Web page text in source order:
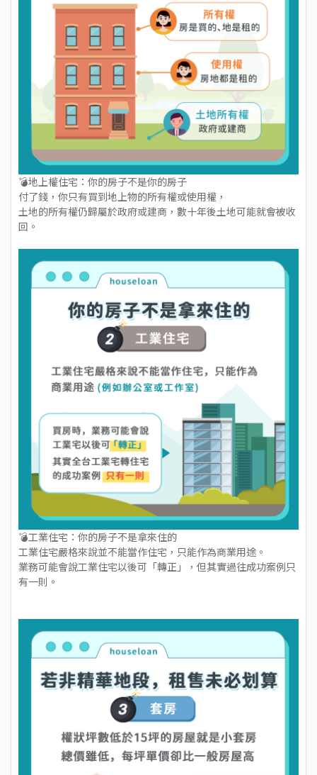
💣地上權住宅：你的房子不是你的房子
付了錢，你只有買到地上物的所有權或使用權，
土地的所有權仍歸屬於政府或建商，數十年後土地可能就會被收
回。
💣工業住宅：你的房子不是拿來住的
工業住宅嚴格來說並不能當作住宅，只能作為商業用途。
業務可能會說工業住宅以後可「轉正」，但其實過往成功案例只
有一則。